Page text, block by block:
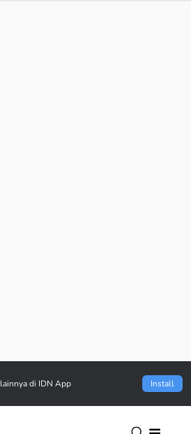
lainnya di IDN App Install